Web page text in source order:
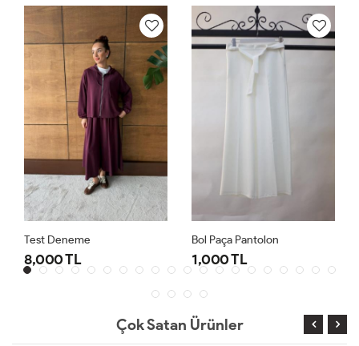
Test Deneme
8,000 TL
Bol Paça Pantolon
1,000 TL
Çok Satan Ürünler